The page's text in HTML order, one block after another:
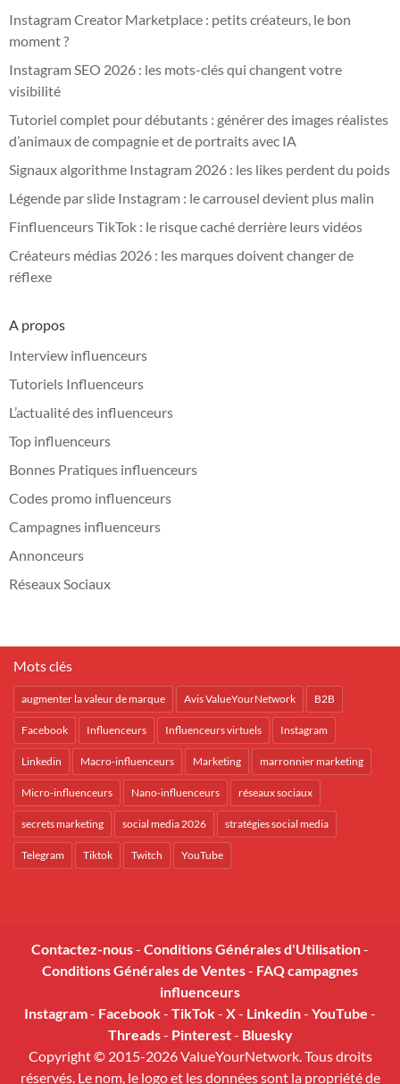
Instagram Creator Marketplace : petits créateurs, le bon
moment ?
Instagram SEO 2026 : les mots-clés qui changent votre
visibilité
Tutoriel complet pour débutants : générer des images réalistes
d’animaux de compagnie et de portraits avec IA
Signaux algorithme Instagram 2026 : les likes perdent du poids
Légende par slide Instagram : le carrousel devient plus malin
Finfluenceurs TikTok : le risque caché derrière leurs vidéos
Créateurs médias 2026 : les marques doivent changer de
réflexe
A propos
Interview influenceurs
Tutoriels Influenceurs
L’actualité des influenceurs
Top influenceurs
Bonnes Pratiques influenceurs
Codes promo influenceurs
Campagnes influenceurs
Annonceurs
Réseaux Sociaux
Mots clés
augmenter la valeur de marque Avis ValueYourNetwork B2B
Facebook Influenceurs Influenceurs virtuels Instagram
Linkedin Macro-influenceurs Marketing marronnier marketing
Micro-influenceurs Nano-influenceurs réseaux sociaux
secrets marketing social media 2026 stratégies social media
Telegram Tiktok Twitch YouTube
Contactez-nous- Conditions Générales d'Utilisation-
Conditions Générales de Ventes- FAQ campagnes
influenceurs
Instagram- Facebook- TikTok- X- Linkedin- YouTube -
Threads- Pinterest- Bluesky
Copyright © 2015-2026 ValueYourNetwork. Tous droits
réservés. Le nom, le logo et les données sont la propriété de